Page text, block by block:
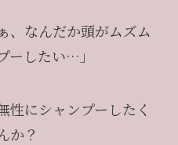
、なんだか頭がムズム
ーしたい…」
性にシャンプーしたく
か？